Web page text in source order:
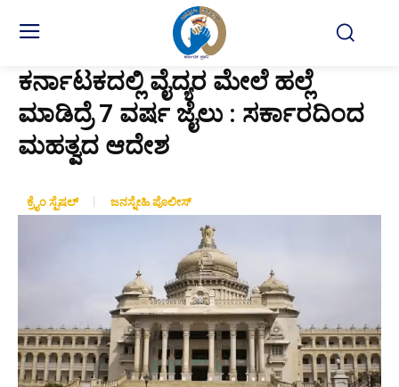
ಕರ್ನಾಟಕದಲ್ಲಿ ವೈದ್ಯರ ಮೇಲೆ ಹಲ್ಲೆ
ಮಾಡಿದ್ರೆ 7 ವರ್ಷ ಜೈಲು : ಸರ್ಕಾರದಿಂದ
ಮಹತ್ವದ ಆದೇಶ
ಕ್ರೈಂ ಸ್ಪೆಷಲ್ ಜನಸ್ನೇಹಿ ಪೊಲೀಸ್